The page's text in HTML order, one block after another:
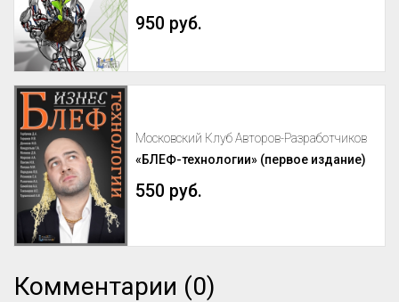
950 руб.
Московский Клуб Авторов-Разработчиков
«БЛЕФ-технологии» (первое издание)
550 руб.
Комментарии (0)